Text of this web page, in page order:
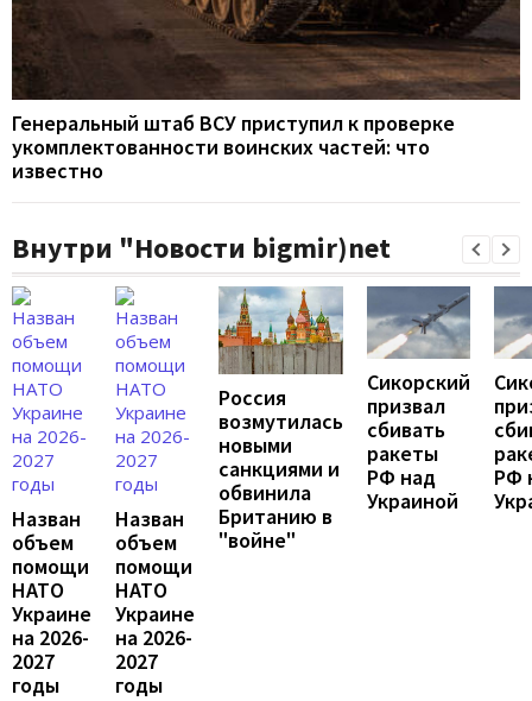
Генеральный штаб ВСУ приступил к проверке
укомплектованности воинских частей: что
известно
Внутри "Новости bigmir)net
Назван
объем
помощи
НАТО
Украине
на 2026-
2027
годы
Назван
объем
помощи
НАТО
Украине
на 2026-
2027
годы
Россия
возмутилась
новыми
санкциями и
обвинила
Британию в
"войне"
Сикорский
призвал
сбивать
ракеты
РФ над
Украиной
РФ